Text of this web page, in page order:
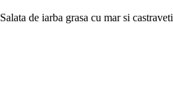
Salata de iarba grasa cu mar si castraveti